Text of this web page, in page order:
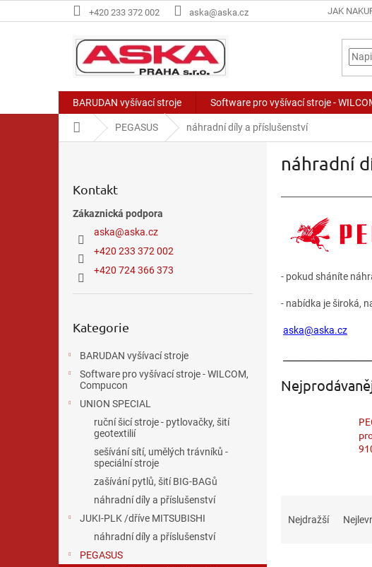
na
+420 233 372 002 aska@aska.cz JAK
BARUDAN vyšívací stroje Software pro vyšívací stroje -
Domů PEGASUS náhradní díly a příslušenství
Kontakt
Zákaznická podpora
aska@aska.cz
+420 233 372 002
+420 724 366 373
kategorie
Kategorie
BARUDAN vyšívací stroje
Software pro vyšívací stroje - WILCOM,
Compucon
UNION SPECIAL
ruční šicí stroje - pytlovačky, šití
geotextilií
sešívání sítí, umělých trávníků -
speciální stroje
zašívání pytlů, šití BIG-BAGů
náhradní díly a příslušenství
JUKI-PLK /dříve MITSUBISHI
náhradní díly a příslušenství
PEGASUS
náhradní
- pokud sháníte
- nabídka je široká,
aska@aska.cz
Nejdražší